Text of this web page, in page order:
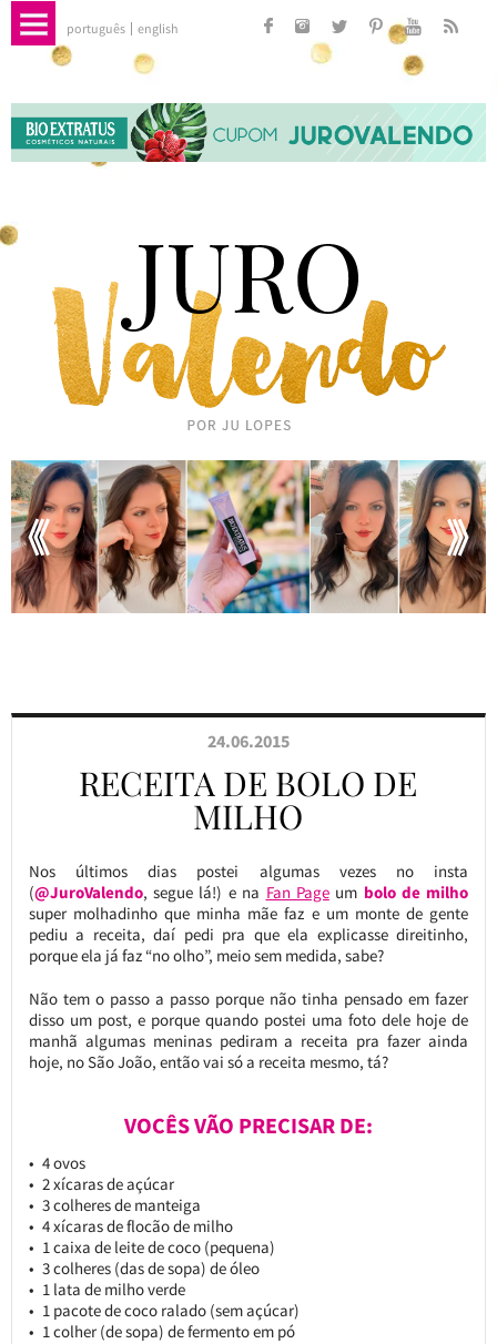
português english
24.06.2015
RECEITA DE BOLO DE
MILHO
Nos últimos dias postei algumas vezes no insta
(@JuroValendo, segue lá!) e na Fan Pageum bolo de milho
super molhadinho que minha mãe faz e um monte de gente
pediu a receita, daí pedi pra que ela explicasse direitinho,
porque ela já faz “no olho”, meio sem medida, sabe?
Não tem o passo a passo porque não tinha pensado em fazer
disso um post, e porque quando postei uma foto dele hoje de
manhã algumas meninas pediram a receita pra fazer ainda
hoje, no São João, então vai só a receita mesmo, tá?
VOCÊS VÃO PRECISAR DE:
4 ovos
2 xícaras de açúcar
3 colheres de manteiga
4 xícaras de flocão de milho
1 caixa de leite de coco (pequena)
3 colheres (das de sopa) de óleo
1 lata de milho verde
1 pacote de coco ralado (sem açúcar)
1 colher (de sopa) de fermento em pó